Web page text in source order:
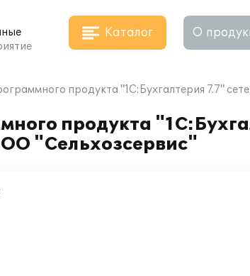
Каталог О
продукта "1С:Бухгалтерия 7.7"
продукта
"Сельхозсервис"